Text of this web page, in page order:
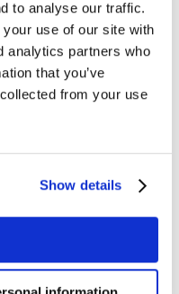
to analyse our traffic.
use of our site with
analytics partners who
that you’ve
from your use
Show details
de crecimiento: